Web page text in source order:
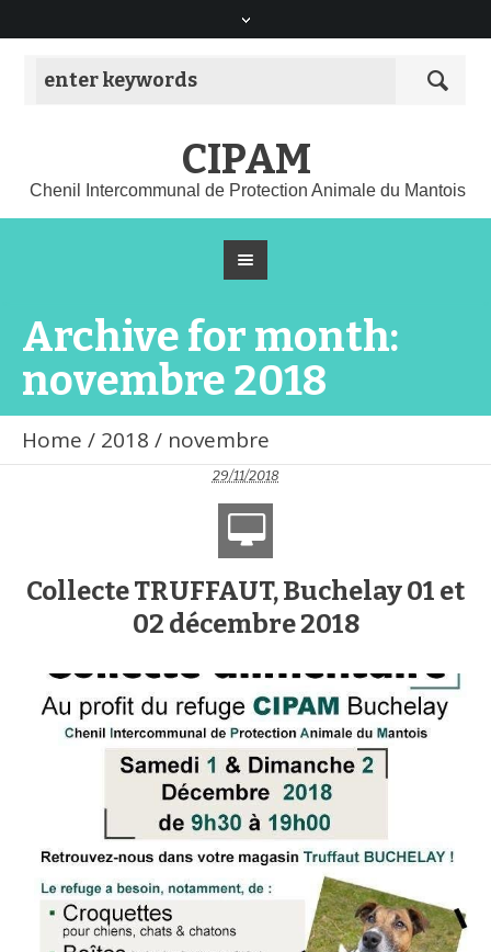
CIPAM
Chenil Intercommunal de Protection Animale du Mantois
Archive for month:
novembre 2018
Home / 2018 / novembre
29/11/2018
Collecte TRUFFAUT, Buchelay 01 et
02 décembre 2018